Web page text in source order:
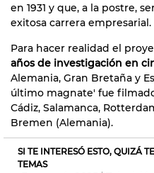
en 1931 y que, a la postre,
exitosa carrera empresarial.
Para hacer realidad el
años de investigación en
Alemania, Gran Bretaña y
último magnate' fue
Cádiz, Salamanca,
Bremen (Alemania).
SI TE INTERESÓ ESTO, QUIZÁ
TEMAS